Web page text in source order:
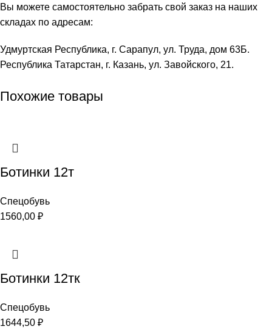
Вы можете самостоятельно забрать свой заказ на наших
складах по адресам:
Удмуртская Республика, г. Сарапул, ул. Труда, дом 63Б.
Республика Татарстан, г. Казань, ул. Завойского, 21.
Похожие товары
Ботинки 12т
Спецобувь
1560,00 ₽
Ботинки 12тк
Спецобувь
1644,50 ₽